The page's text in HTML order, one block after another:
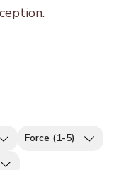
Force (1-5)